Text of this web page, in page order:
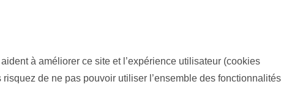
à améliorer ce site et l’expérience utilisateur (cookies
de ne pas pouvoir utiliser l’ensemble des fonctionnalités